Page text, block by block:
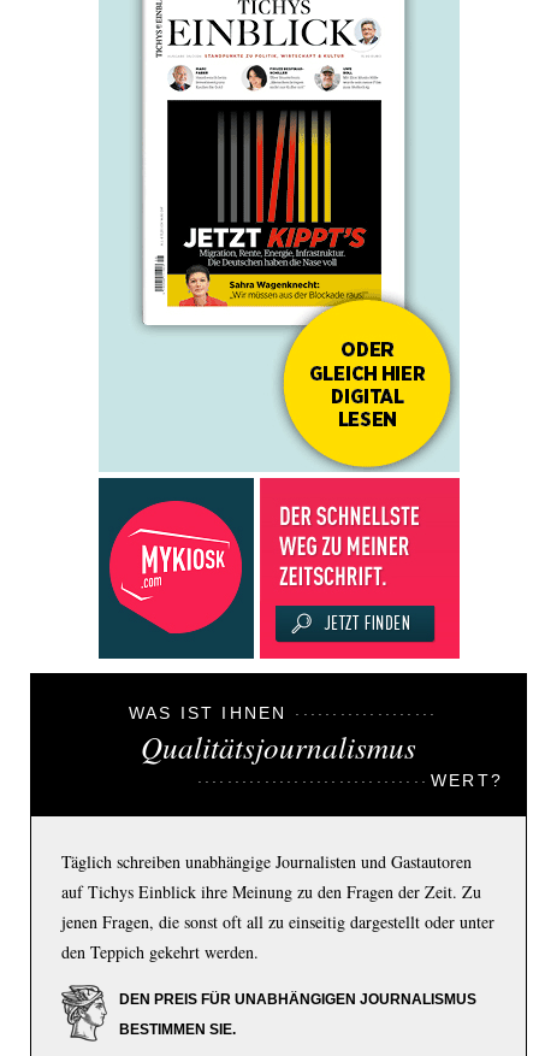
WAS IST IHNEN
Qualitätsjournalismus
WERT?
Täglich schreiben unabhängige Journalisten und Gastautoren
auf Tichys Einblick ihre Meinung zu den Fragen der Zeit. Zu
jenen Fragen, die sonst oft all zu einseitig dargestellt oder unter
den Teppich gekehrt werden.
DEN PREIS FÜR UNABHÄNGIGEN JOURNALISMUS
BESTIMMEN SIE.